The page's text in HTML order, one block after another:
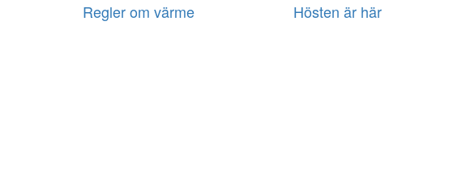
Regler om värme Hösten är här